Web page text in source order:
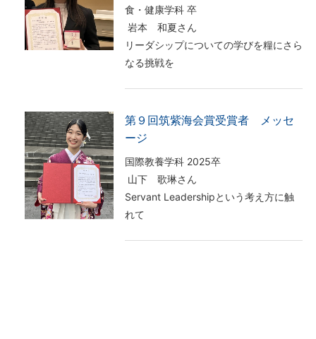
食・健康学科 卒
岩本 和夏さん
リーダシップについての学びを糧にさら
なる挑戦を
第９回筑紫海会賞受賞者 メッセ
ージ
国際教養学科 2025卒
山下 歌琳さん
Servant Leadershipという考え方に触
れて